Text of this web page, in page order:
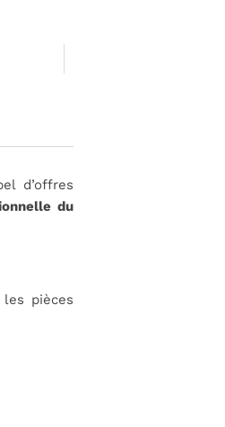
d’offres
du
pièces